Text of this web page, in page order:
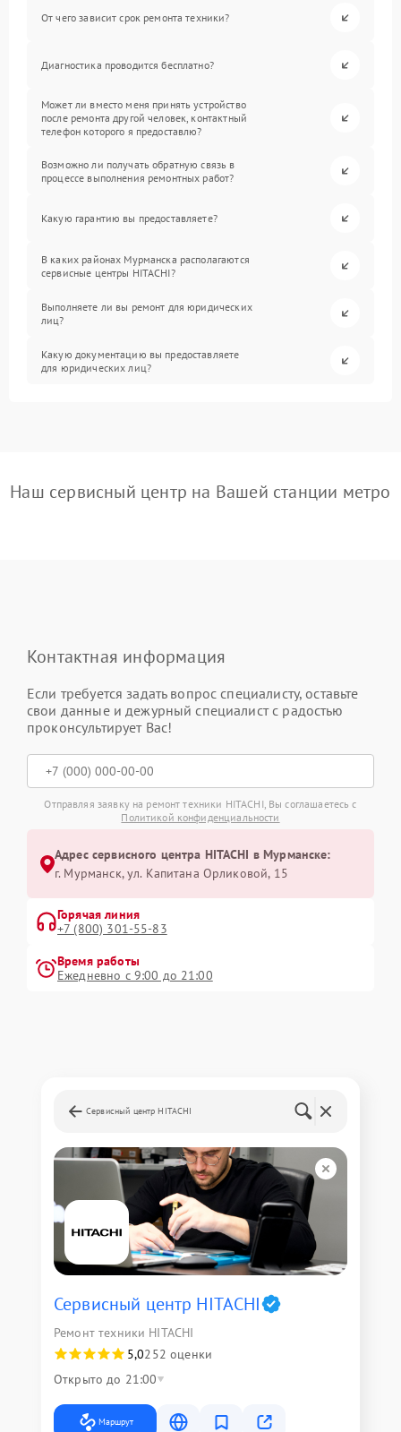
От чего зависит срок ремонта техники?
Диагностика проводится бесплатно?
Может ли вместо меня принять устройство
после ремонта другой человек, контактный
телефон которого я предоставлю?
Возможно ли получать обратную связь в
процессе выполнения ремонтных работ?
Какую гарантию вы предоставляете?
В каких районах Мурманска располагаются
сервисные центры HITACHI?
Выполняете ли вы ремонт для юридических
лиц?
Какую документацию вы предоставляете
для юридических лиц?
Наш сервисный центр на Вашей станции метро
Контактная информация
Если требуется задать вопрос специалисту, оставьте
свои данные и дежурный специалист с радостью
проконсультирует Вас!
Отправляя заявку на ремонт техники HITACHI, Вы соглашаетесь с
Политикой конфиденциальности
Адрес сервисного центра HITACHI в Мурманске:
г. Мурманск, ул. Капитана Орликовой, 15
Горячая линия
+7 (800) 301-55-83
Время работы
Ежедневно с 9:00 до 21:00
Сервисный центр HITACHI
Сервисный центр HITACHI
Ремонт техники HITACHI
5,0252 оценки
Открыто до 21:00
Маршрут